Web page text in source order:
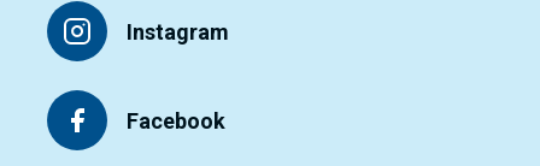
Instagram
Facebook